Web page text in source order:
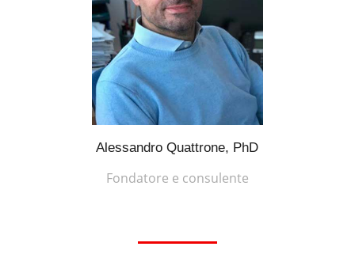
Alessandro Quattrone, PhD
Fondatore e consulente